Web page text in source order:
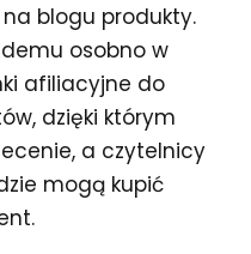
blogu produkty.
osobno w
afiliacyjne do
dzięki którym
a czytelnicy
mogą kupić